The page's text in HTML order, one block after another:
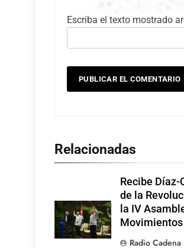
Escriba el texto mostrado
Relacionadas
Recibe
de la
la IV
Movimientos
Radio Cadena